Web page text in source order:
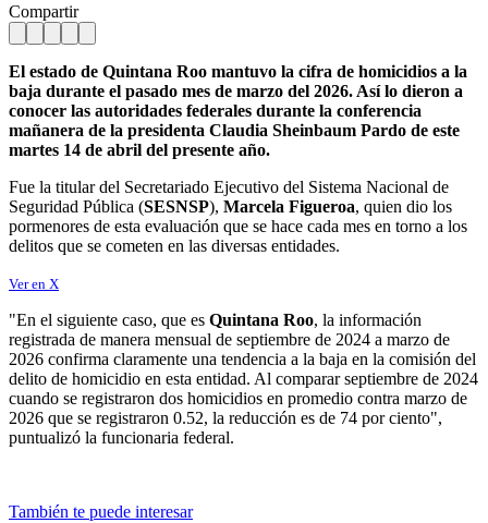
Compartir
El estado de Quintana Roo mantuvo la cifra de homicidios a la
baja durante el pasado mes de marzo del 2026. Así lo dieron a
conocer las autoridades federales durante la conferencia
mañanera de la presidenta Claudia Sheinbaum Pardo de este
martes 14 de abril del presente año.
Fue la titular del Secretariado Ejecutivo del Sistema Nacional de
Seguridad Pública (SESNSP), Marcela Figueroa, quien dio los
pormenores de esta evaluación que se hace cada mes en torno a los
delitos que se cometen en las diversas entidades.
Ver en X
"En el siguiente caso, que es Quintana Roo, la información
registrada de manera mensual de septiembre de 2024 a marzo de
2026 confirma claramente una tendencia a la baja en la comisión del
delito de homicidio en esta entidad. Al comparar septiembre de 2024
cuando se registraron dos homicidios en promedio contra marzo de
2026 que se registraron 0.52, la reducción es de 74 por ciento",
puntualizó la funcionaria federal.
También te puede interesar